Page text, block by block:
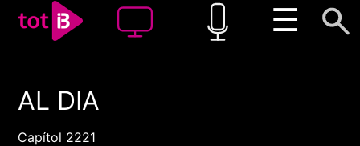
☰
00:00
AL DIA
Capítol 2221